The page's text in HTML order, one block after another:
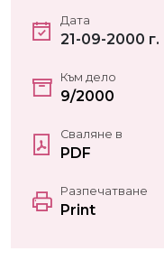
Дата
21-09-2000 г.
Към дело
9/2000
Сваляне в
PDF
Разпечатване
Print